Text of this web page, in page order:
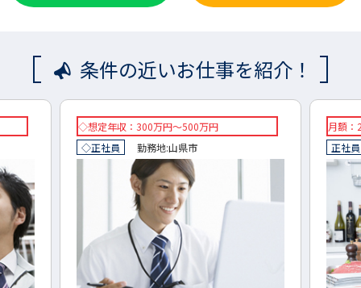
条件の近いお仕事を紹介！
月額：230,000円
正社員
勤務地:本巣市
◇
◇